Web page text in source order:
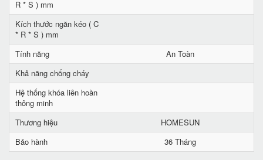
R * S ) mm
Kích thước ngăn kéo ( C
* R * S ) mm
Tính năng
An Toàn
Khả năng chống cháy
Hệ thống khóa liên hoàn
thông minh
Thương hiệu
HOMESUN
Bảo hành
36 Tháng